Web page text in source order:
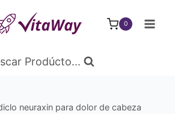
0
Prodúcto...
neuraxin para dolor de cabeza